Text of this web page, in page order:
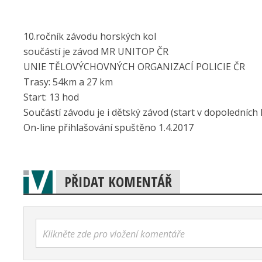
10.ročník závodu horských kol
součástí je závod MR UNITOP ČR
UNIE TĚLOVÝCHOVNÝCH ORGANIZACÍ POLICIE ČR
Trasy: 54km a 27 km
Start: 13 hod
Součástí závodu je i dětský závod (start v dopoledních
On-line přihlašování spuštěno 1.4.2017
PŘIDAT KOMENTÁŘ
Klikněte zde pro vložení komentáře